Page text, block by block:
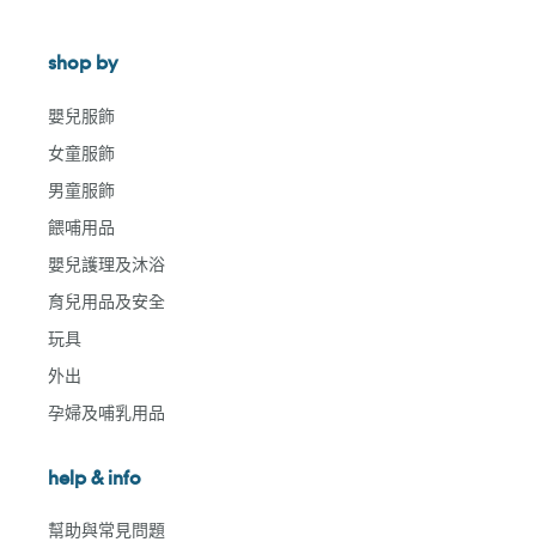
shop by
嬰兒服飾
女童服飾
男童服飾
餵哺用品
嬰兒護理及沐浴
育兒用品及安全
玩具
外出
孕婦及哺乳用品
help & info
幫助與常見問題